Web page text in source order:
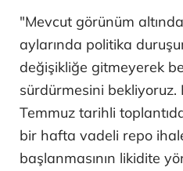
"Mevcut görünüm
aylarında politika
değişikliğe gitmeyerek
sürdürmesini
Temmuz tarihli
bir hafta vadeli repo
başlanmasının likidite